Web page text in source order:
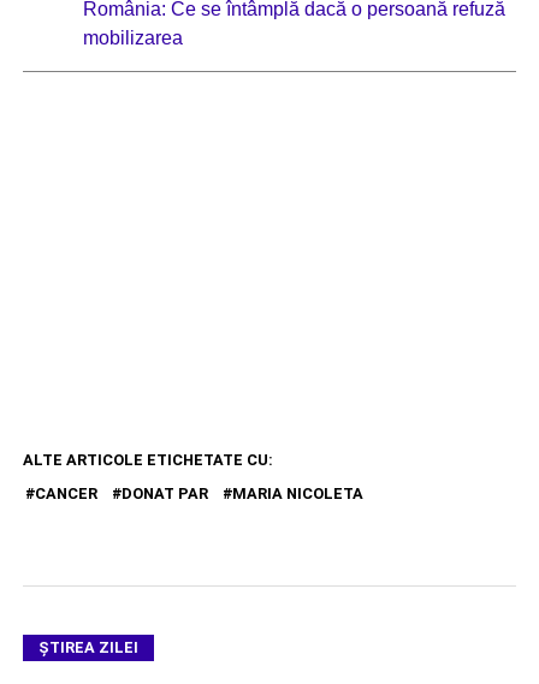
România: Ce se întâmplă dacă o persoană refuză
mobilizarea
ALTE ARTICOLE ETICHETATE CU:
CANCER
DONAT PAR MARIA NICOLETA
ŞTIREA ZILEI